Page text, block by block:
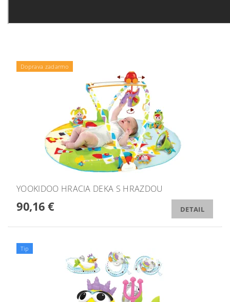
Doprava zadarmo
YOOKIDOO HRACIA DEKA S HRAZDOU
90,16 € DETAIL
Tip